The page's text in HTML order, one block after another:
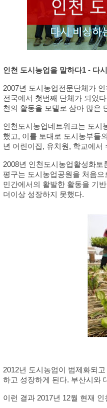
인천 도시농업을 말하다1 - 다
2007년 도시농업전문단체가
전국에서 첫번째 단체가 되었
천의 활동을 모델로 삼아 많은
인천도시농업네트워크는 도시
했고, 이를 토대로 도시농부들
년 어린이집, 유치원, 학교에서
2008년 인천도시농업활성화
평구는 도시농업공원을 처음
민간에서의 활발한 활동을 기
더이상 성장하지 못했다.
2012년 도시농업이 법제화되
하고 성장하게 된다. 부산시와
이런 결과 2017년 12월 현재